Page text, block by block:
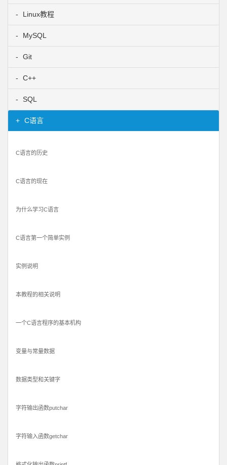
Linux教程
MySQL
Git
C++
SQL
C语言
C语言的历史
C语言的现在
为什么学习C语言
C语言第一个简单实例
实例说明
本教程的相关说明
一个C语言程序的基本机构
变量与常量数据
数据类型和关键字
字符输出函数putchar
字符输入函数getchar